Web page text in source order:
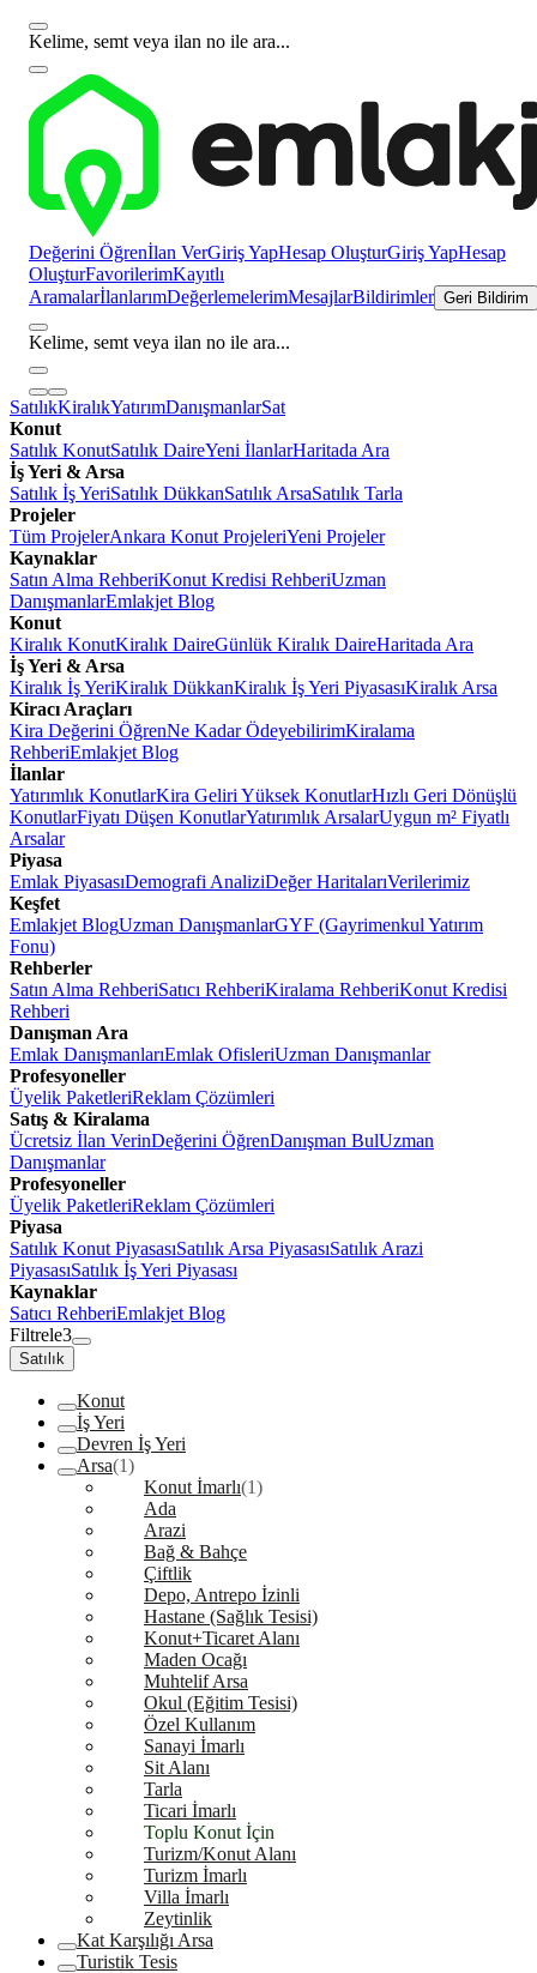
Kelime, semt veya ilan no ile ara...
Değerini Öğrenİlan VerGiriş YapHesap OluşturGiriş YapHesap
OluşturFavorilerimKayıtlı
AramalarİlanlarımDeğerlemelerimMesajlarBildirimler Geri Bildirim
Kelime, semt veya ilan no ile ara...
SatılıkKiralıkYatırımDanışmanlarSat
Konut
Satılık KonutSatılık DaireYeni İlanlarHaritada Ara
İş Yeri & Arsa
Satılık İş YeriSatılık DükkanSatılık ArsaSatılık Tarla
Projeler
Tüm ProjelerAnkara Konut ProjeleriYeni Projeler
Kaynaklar
Satın Alma RehberiKonut Kredisi RehberiUzman
DanışmanlarEmlakjet Blog
Konut
Kiralık KonutKiralık DaireGünlük Kiralık DaireHaritada Ara
İş Yeri & Arsa
Kiralık İş YeriKiralık DükkanKiralık İş Yeri PiyasasıKiralık Arsa
Kiracı Araçları
Kira Değerini ÖğrenNe Kadar ÖdeyebilirimKiralama
RehberiEmlakjet Blog
İlanlar
Yatırımlık KonutlarKira Geliri Yüksek KonutlarHızlı Geri Dönüşlü
KonutlarFiyatı Düşen KonutlarYatırımlık ArsalarUygun m² Fiyatlı
Arsalar
Piyasa
Emlak PiyasasıDemografi AnaliziDeğer HaritalarıVerilerimiz
Keşfet
Emlakjet BlogUzman DanışmanlarGYF (Gayrimenkul Yatırım
Fonu)
Rehberler
Satın Alma RehberiSatıcı RehberiKiralama RehberiKonut Kredisi
Rehberi
Danışman Ara
Emlak DanışmanlarıEmlak OfisleriUzman Danışmanlar
Profesyoneller
Üyelik PaketleriReklam Çözümleri
Satış & Kiralama
Ücretsiz İlan VerinDeğerini ÖğrenDanışman BulUzman
Danışmanlar
Profesyoneller
Üyelik PaketleriReklam Çözümleri
Piyasa
Satılık Konut PiyasasıSatılık Arsa PiyasasıSatılık Arazi
PiyasasıSatılık İş Yeri Piyasası
Kaynaklar
Satıcı RehberiEmlakjet Blog
Filtrele3
Satılık
Konut
İş Yeri
Devren İş Yeri
Arsa(1)
Konut İmarlı(1)
Ada
Arazi
Bağ & Bahçe
Çiftlik
Depo, Antrepo İzinli
Hastane (Sağlık Tesisi)
Konut+Ticaret Alanı
Maden Ocağı
Muhtelif Arsa
Okul (Eğitim Tesisi)
Özel Kullanım
Sanayi İmarlı
Sit Alanı
Tarla
Ticari İmarlı
Toplu Konut İçin
Turizm/Konut Alanı
Turizm İmarlı
Villa İmarlı
Zeytinlik
Kat Karşılığı Arsa
Turistik Tesis